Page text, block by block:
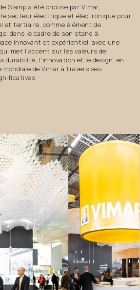
Slamp a été choisie par Vimar,
secteur électrique et électronique pour
et tertiaire, comme élément de
dans le cadre de son stand à
innovant et expérientiel, avec une
met l'accent sur les valeurs de
durabilité, l'innovation et le design, en
de Vimar à travers ses